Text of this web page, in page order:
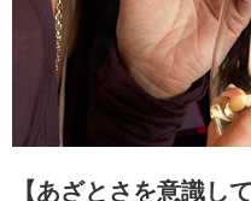
【あざとさを意識し